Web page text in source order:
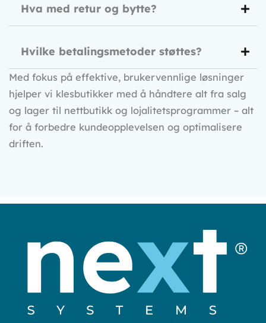
Hva med retur og bytte?
Hvilke betalingsmetoder støttes?
Med fokus på effektive, brukervennlige løsninger
hjelper vi klesbutikker med å håndtere alt fra salg
og lager til nettbutikk og lojalitetsprogrammer – alt
for å forbedre kundeopplevelsen og optimalisere
driften.